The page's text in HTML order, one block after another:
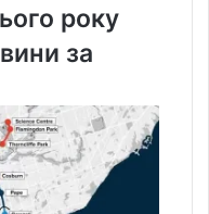
року
за